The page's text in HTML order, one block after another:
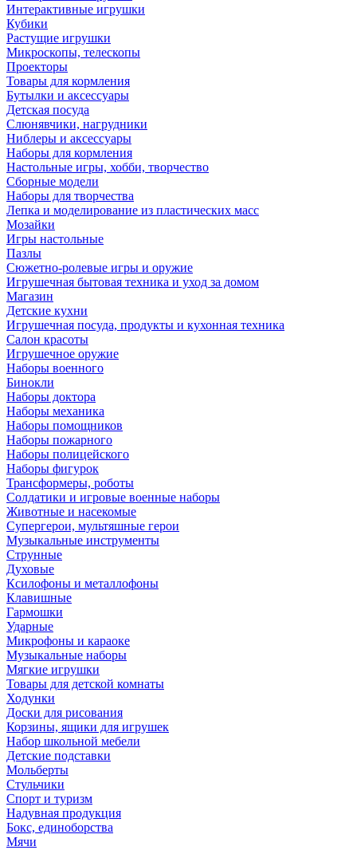
Интерактивные игрушки
Кубики
Растущие игрушки
Микроскопы, телескопы
Проекторы
Товары для кормления
Бутылки и аксессуары
Детская посуда
Слюнявчики, нагрудники
Ниблеры и аксессуары
Наборы для кормления
Настольные игры, хобби, творчество
Сборные модели
Наборы для творчества
Лепка и моделирование из пластических масс
Мозайки
Игры настольные
Пазлы
Сюжетно-ролевые игры и оружие
Игрушечная бытовая техника и уход за домом
Магазин
Детские кухни
Игрушечная посуда, продукты и кухонная техника
Салон красоты
Игрушечное оружие
Наборы военного
Бинокли
Наборы доктора
Наборы механика
Наборы помощников
Наборы пожарного
Наборы полицейского
Наборы фигурок
Трансформеры, роботы
Солдатики и игровые военные наборы
Животные и насекомые
Супергерои, мультяшные герои
Музыкальные инструменты
Струнные
Духовые
Ксилофоны и металлофоны
Клавишные
Гармошки
Ударные
Микрофоны и караоке
Музыкальные наборы
Мягкие игрушки
Товары для детской комнаты
Ходунки
Доски для рисования
Корзины, ящики для игрушек
Набор школьной мебели
Детские подставки
Мольберты
Стульчики
Спорт и туризм
Надувная продукция
Бокс, единоборства
Мячи